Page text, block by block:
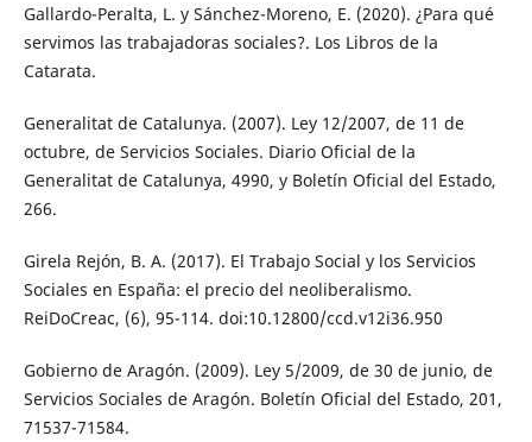
Gallardo-Peralta, L. y Sánchez-Moreno, E. (2020). ¿Para qué
servimos las trabajadoras sociales?. Los Libros de la
Catarata.
Generalitat de Catalunya. (2007). Ley 12/2007, de 11 de
octubre, de Servicios Sociales. Diario Oficial de la
Generalitat de Catalunya, 4990, y Boletín Oficial del Estado,
266.
Girela Rejón, B. A. (2017). El Trabajo Social y los Servicios
Sociales en España: el precio del neoliberalismo.
ReiDoCreac, (6), 95-114. doi:10.12800/ccd.v12i36.950
Gobierno de Aragón. (2009). Ley 5/2009, de 30 de junio, de
Servicios Sociales de Aragón. Boletín Oficial del Estado, 201,
71537-71584.